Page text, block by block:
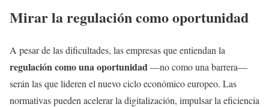
Mirar la regulación como oportunidad
A pesar de las dificultades, las empresas que entiendan la
regulación como una oportunidad —no como una barrera—
serán las que lideren el nuevo ciclo económico europeo. Las
normativas pueden acelerar la digitalización, impulsar la eficiencia